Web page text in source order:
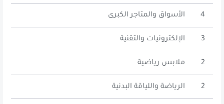
الأسواق والمتاجر الكبرى 4
الإلكترونيات والتقنية 3
ملابس رياضية 2
الرياضة واللياقة البدنية 2